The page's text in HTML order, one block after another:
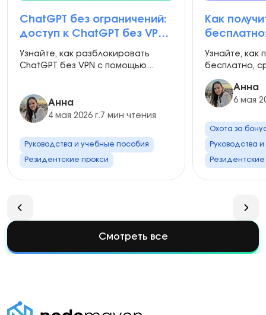
ChatGPT без ограничений:
доступ к ChatGPT без VPN
в 2026 году
Узнайте, как разблокировать
ChatGPT без VPN с помощью...
Анна
4 мая 2026 г.7 мин чтения
Руководства и учебные пособия
Резидентские прокси
Как
Узнайте, как
бесплатно,
Анна
6 мая
Охота за
Руководства
Смотреть все